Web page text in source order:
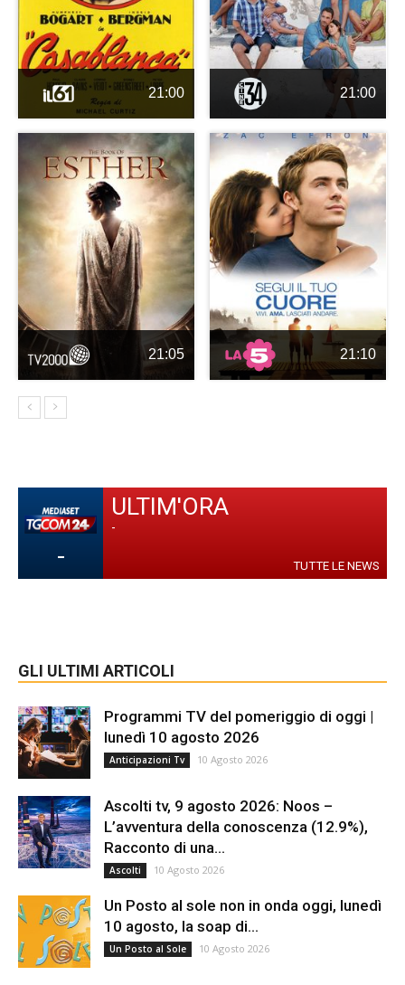
21:00 21:00
21:05 21:10
-
ULTIM'ORA
-
TUTTE LE NEWS
GLI ULTIMI ARTICOLI
Programmi TV del pomeriggio di oggi |
lunedì 10 agosto 2026
Anticipazioni Tv 10 Agosto 2026
Ascolti tv, 9 agosto 2026: Noos –
L’avventura della conoscenza (12.9%),
Racconto di una...
Ascolti 10 Agosto 2026
Un Posto al sole non in onda oggi, lunedì
10 agosto, la soap di...
Un Posto al Sole 10 Agosto 2026